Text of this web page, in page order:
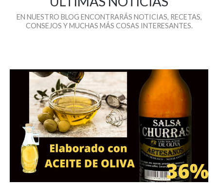
EN NUESTRO BLOG ENCONTRARÁS NOTICIAS, RECETAS,
CONSEJOS Y MUCHAS MÁS COSAS INTERESANTES.